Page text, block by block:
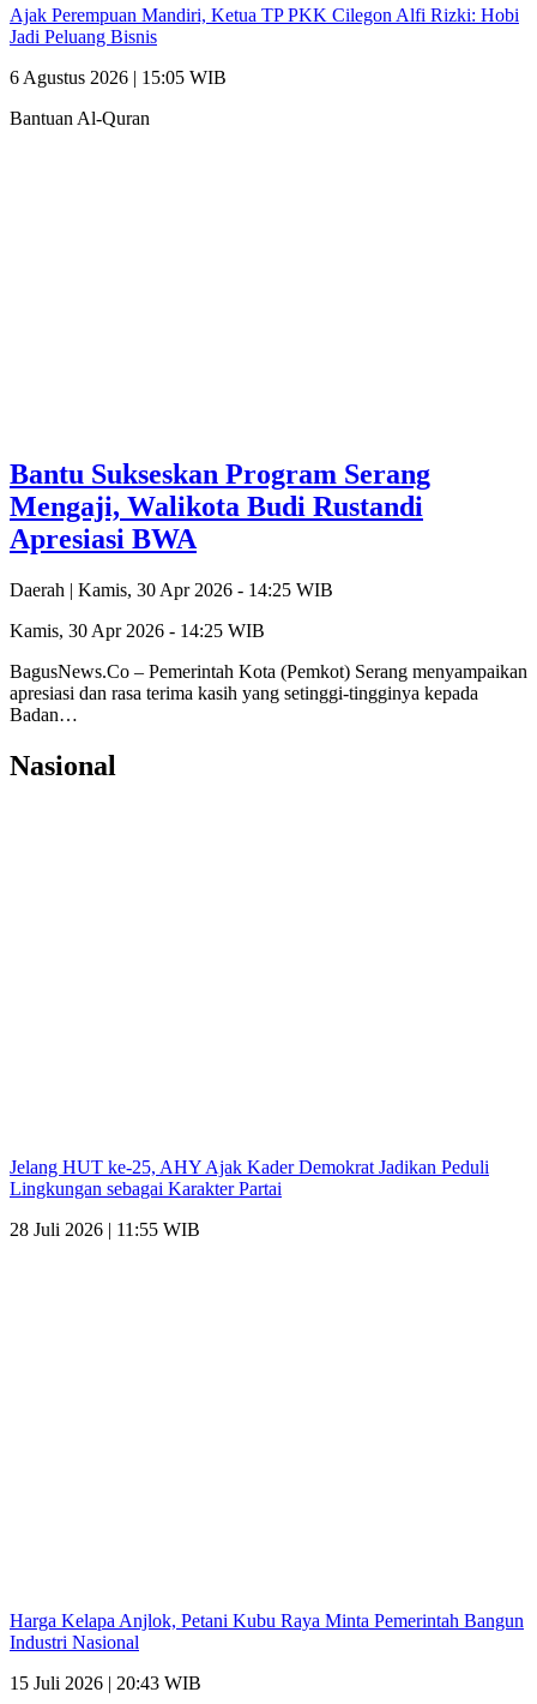
Ajak Perempuan Mandiri, Ketua TP PKK Cilegon Alfi Rizki: Hobi
Jadi Peluang Bisnis
6 Agustus 2026 | 15:05 WIB
Bantuan Al-Quran
Bantu Sukseskan Program Serang
Mengaji, Walikota Budi Rustandi
Apresiasi BWA
Daerah | Kamis, 30 Apr 2026 - 14:25 WIB
Kamis, 30 Apr 2026 - 14:25 WIB
‎BagusNews.Co – Pemerintah Kota (Pemkot) Serang menyampaikan
apresiasi dan rasa terima kasih yang setinggi-tingginya kepada
Badan…
Nasional
Jelang HUT ke-25, AHY Ajak Kader Demokrat Jadikan Peduli
Lingkungan sebagai Karakter Partai
28 Juli 2026 | 11:55 WIB
Harga Kelapa Anjlok, Petani Kubu Raya Minta Pemerintah Bangun
Industri Nasional
15 Juli 2026 | 20:43 WIB